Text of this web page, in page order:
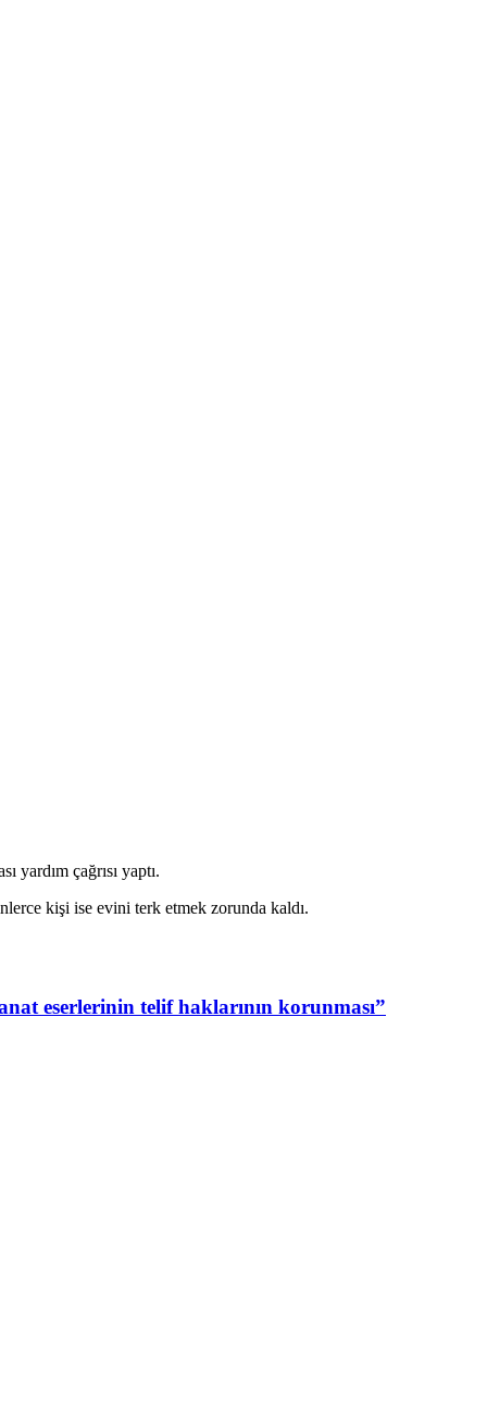
çağrısı yaptı.
kişi ise evini terk etmek zorunda kaldı.
eserlerinin telif haklarının korunması”